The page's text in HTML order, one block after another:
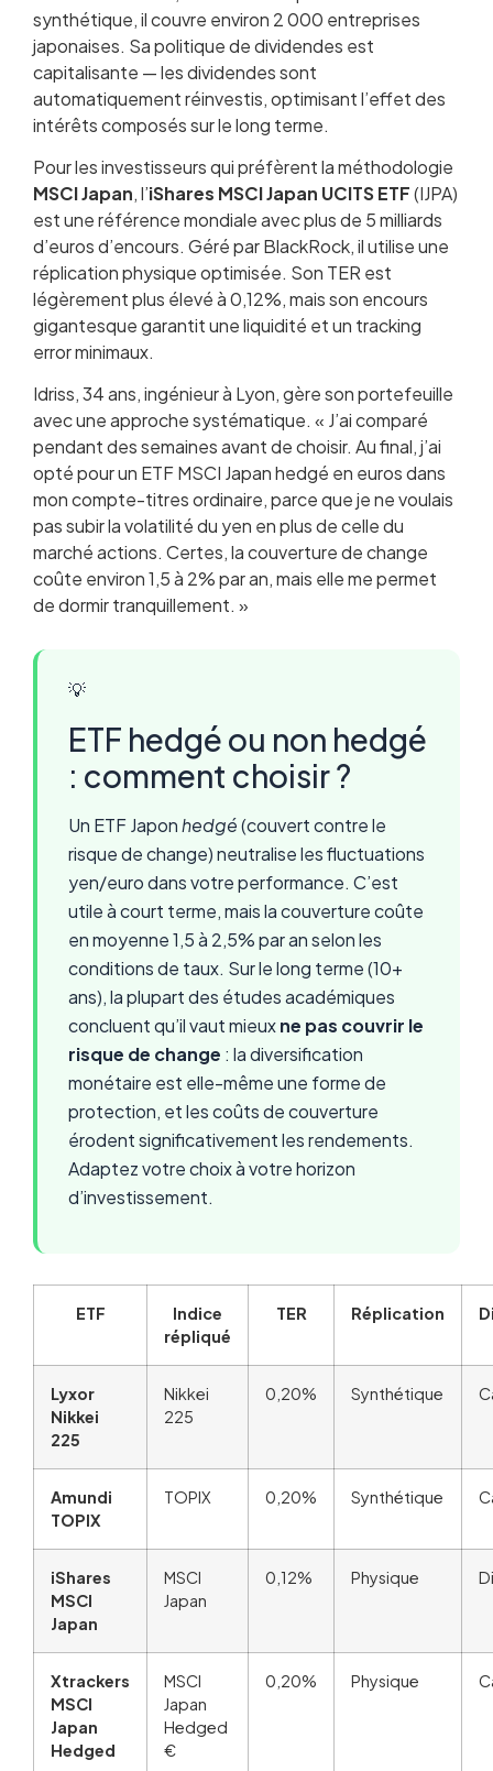
synthétique, il couvre environ 2 000 entreprises
japonaises. Sa politique de dividendes est
capitalisante — les dividendes sont
automatiquement réinvestis, optimisant l’effet des
intérêts composés sur le long terme.
Pour les investisseurs qui préfèrent la méthodologie
MSCI Japan, l’iShares MSCI Japan UCITS ETF(IJPA)
est une référence mondiale avec plus de 5 milliards
d’euros d’encours. Géré par BlackRock, il utilise une
réplication physique optimisée. Son TER est
légèrement plus élevé à 0,12%, mais son encours
gigantesque garantit une liquidité et un tracking
error minimaux.
Idriss, 34 ans, ingénieur à Lyon, gère son portefeuille
avec une approche systématique. « J’ai comparé
pendant des semaines avant de choisir. Au final, j’ai
opté pour un ETF MSCI Japan hedgé en euros dans
mon compte-titres ordinaire, parce que je ne voulais
pas subir la volatilité du yen en plus de celle du
marché actions. Certes, la couverture de change
coûte environ 1,5 à 2% par an, mais elle me permet
de dormir tranquillement. »
💡
ETF hedgé ou non hedgé
: comment choisir ?
Un ETF Japonhedgé(couvert contre le
risque de change) neutralise les fluctuations
yen/euro dans votre performance. C’est
utile à court terme, mais la couverture coûte
en moyenne 1,5 à 2,5% par an selon les
conditions de taux. Sur le long terme (10+
ans), la plupart des études académiques
concluent qu’il vaut mieuxne pas couvrir le
risque de change : la diversification
monétaire est elle-même une forme de
protection, et les coûts de couverture
érodent significativement les rendements.
Adaptez votre choix à votre horizon
d’investissement.
ETF
Indice
répliqué
TER Réplication
Lyxor
Nikkei
225
Nikkei
225
0,20% Synthétique
Amundi
TOPIX
TOPIX 0,20% Synthétique
iShares
MSCI
Japan
MSCI
Japan
0,12% Physique
Xtrackers
MSCI
Japan
Hedged
MSCI
Japan
Hedged
€
0,20% Physique